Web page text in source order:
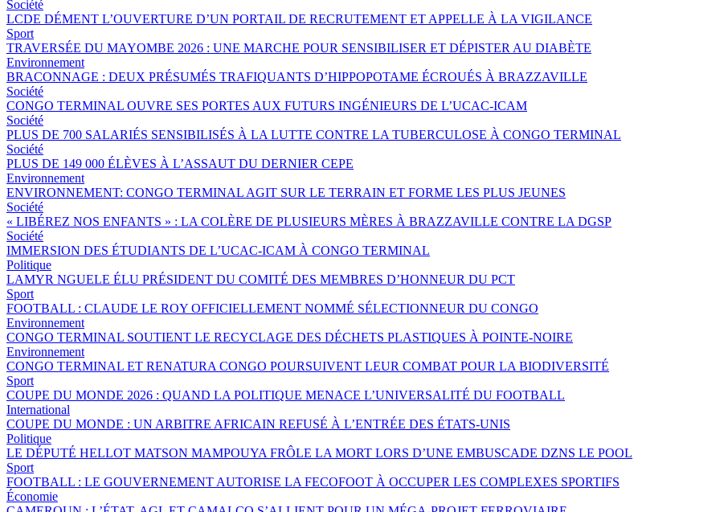
Société
LCDE DÉMENT L’OUVERTURE D’UN PORTAIL DE RECRUTEMENT ET APPELLE À LA VIGILANCE
Sport
TRAVERSÉE DU MAYOMBE 2026 : UNE MARCHE POUR SENSIBILISER ET DÉPISTER AU DIABÈTE
Environnement
BRACONNAGE : DEUX PRÉSUMÉS TRAFIQUANTS D’HIPPOPOTAME ÉCROUÉS À BRAZZAVILLE
Société
CONGO TERMINAL OUVRE SES PORTES AUX FUTURS INGÉNIEURS DE L’UCAC-ICAM
Société
PLUS DE 700 SALARIÉS SENSIBILISÉS À LA LUTTE CONTRE LA TUBERCULOSE À CONGO TERMINAL
Société
PLUS DE 149 000 ÉLÈVES À L’ASSAUT DU DERNIER CEPE
Environnement
ENVIRONNEMENT: CONGO TERMINAL AGIT SUR LE TERRAIN ET FORME LES PLUS JEUNES
Société
« LIBÉREZ NOS ENFANTS » : LA COLÈRE DE PLUSIEURS MÈRES À BRAZZAVILLE CONTRE LA DGSP
Société
IMMERSION DES ÉTUDIANTS DE L’UCAC-ICAM À CONGO TERMINAL
Politique
LAMYR NGUELE ÉLU PRÉSIDENT DU COMITÉ DES MEMBRES D’HONNEUR DU PCT
Sport
FOOTBALL : CLAUDE LE ROY OFFICIELLEMENT NOMMÉ SÉLECTIONNEUR DU CONGO
Environnement
CONGO TERMINAL SOUTIENT LE RECYCLAGE DES DÉCHETS PLASTIQUES À POINTE-NOIRE
Environnement
CONGO TERMINAL ET RENATURA CONGO POURSUIVENT LEUR COMBAT POUR LA BIODIVERSITÉ
Sport
COUPE DU MONDE 2026 : QUAND LA POLITIQUE MENACE L’UNIVERSALITÉ DU FOOTBALL
International
COUPE DU MONDE : UN ARBITRE AFRICAIN REFUSÉ À L’ENTRÉE DES ÉTATS-UNIS
Politique
LE DÉPUTÉ HELLOT MATSON MAMPOUYA FRÔLE LA MORT LORS D’UNE EMBUSCADE DZNS LE POOL
Sport
FOOTBALL : LE GOUVERNEMENT AUTORISE LA FECOFOOT À OCCUPER LES COMPLEXES SPORTIFS
Économie